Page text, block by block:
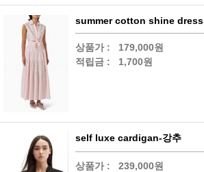
summer cotton shine dress
상품가 :
179,000원
적립금 :
1,700원
self luxe cardigan-강추
상품가 :
239,000원